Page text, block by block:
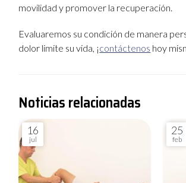
movilidad y promover la recuperación.
Evaluaremos su condición de manera
dolor limite su vida, ¡contáctenos hoy
Noticias relacionadas
16
jul
25
feb